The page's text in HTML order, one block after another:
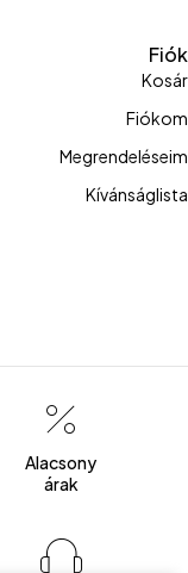
Fiók
Kosár
Fiókom
Megrendeléseim
Kívánságlista
Alacsony
árak